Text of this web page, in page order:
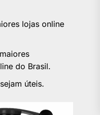
lojas online
do Brasil.
úteis.